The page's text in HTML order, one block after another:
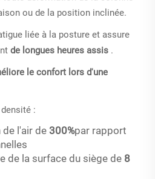
ou de la position inclinée.
liée à la posture et assure
de longues heures assis .
le confort lors d'une
:
l'air de300%par rapport
de la surface du siège de 8